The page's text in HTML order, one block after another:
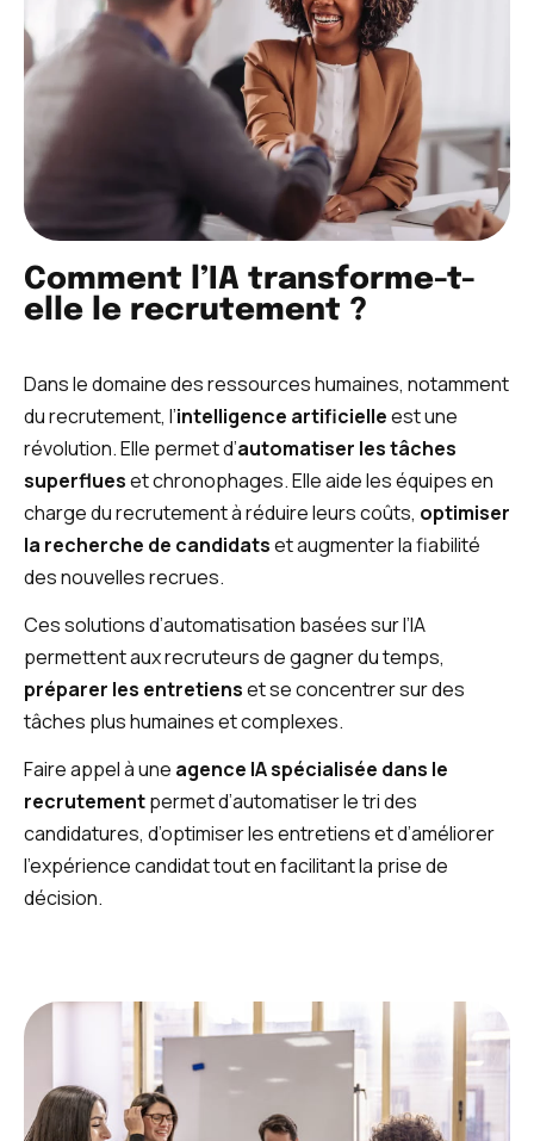
Comment l’IA transforme-t-
elle le recrutement ?
Dans le domaine des ressources humaines, notamment
du recrutement, l’intelligence artificielleest une
révolution. Elle permet d’automatiser les tâches
superflueset chronophages. Elle aide les équipes en
charge du recrutement à réduire leurs coûts, optimiser
la recherche de candidatset augmenter la fiabilité
des nouvelles recrues.
Ces solutions d’automatisation basées sur l’IA
permettent aux recruteurs de gagner du temps,
préparer les entretienset se concentrer sur des
tâches plus humaines et complexes.
Faire appel à une agence IA spécialisée dans le
recrutementpermet d’automatiser le tri des
candidatures, d’optimiser les entretiens et d’améliorer
l’expérience candidat tout en facilitant la prise de
décision.